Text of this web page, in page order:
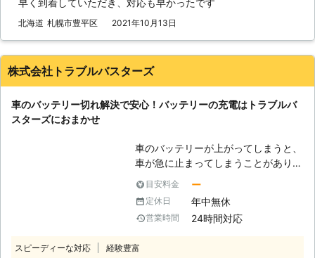
みたいだとは思いませんか。 バッテ
に、末永くお客様の愛車のメンテナン
です。 外出中にタイヤがパンクして
しまい走行できなくなってしまった際
は、お気軽に私達までご相談くださ
い。 有馬株式会社は車のバッテリー
トラブルや車やバイクのパンクでお困
りの方に対応している業者です。 東
私たちは車のトラブルバスターズとし
て、レッカーやロードサービスを承っ
お任せいただけます。 <千葉・群馬・
海道に拠点をおいているため、車のバ
駆けつけられます。地域密着型でお近
くの車トラブルに対応していますの
で、気軽にご相談ください。 車のバ
ッテリー切れでエンジンがかからない
と、車を動かせず困ってしまいますよ
にご連絡いただければ、お客様の元に
北海道 札幌市豊平区 2021年10月13日
株式会社トラブルバスターズ
車のバッテリー切れ解決で安心！バッテリーの充電はトラブルバ
スターズにおまかせ
車のバッテリーが上がってしまうと、
車が急に止まってしまうことがありま
す。山の中などの夜道で人があまりい
ないところでバッテリーが上がってし
まうと、いつ復旧できるかわからなく
てとても心細いでしょう。 「できる
早く復旧させたい……」そんなときこ
目安料金 ー
定休日 年中無休
営業時間 24時間対応
スピーディーな対応 経験豊富